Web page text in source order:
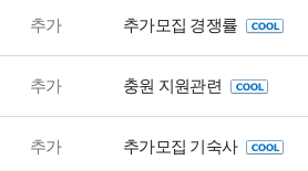
추가 추가모집 경쟁률
추가 충원 지원관련
추가 추가모집 기숙사